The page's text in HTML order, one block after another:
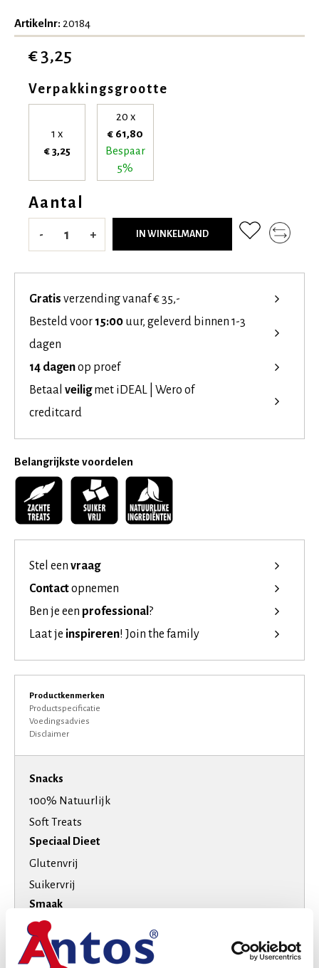
Artikelnr: 20184
€ 3,25
Verpakkingsgrootte
1 x
€ 3,25
20 x
€ 61,80
Bespaar
5%
Aantal
- + IN WINKELMAND
Gratis verzending vanaf € 35,-
Besteld voor 15:00 uur, geleverd binnen 1-3
dagen
14 dagenop proef
Betaal veiligmet iDEAL | Wero of
creditcard
Belangrijkste voordelen
Stel een vraag
Contactopnemen
Ben je een professional ?
Laat je inspireren! Join the family
Productkenmerken
Productspecificatie
Voedingsadvies
Disclaimer
Snacks
100% Natuurlijk
Soft Treats
Speciaal Dieet
Glutenvrij
Suikervrij
Smaak
Kip
Rund